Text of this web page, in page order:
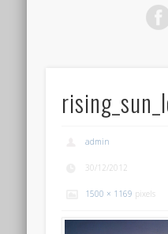
admin
30/12/2012
1500 × 1169 pixels